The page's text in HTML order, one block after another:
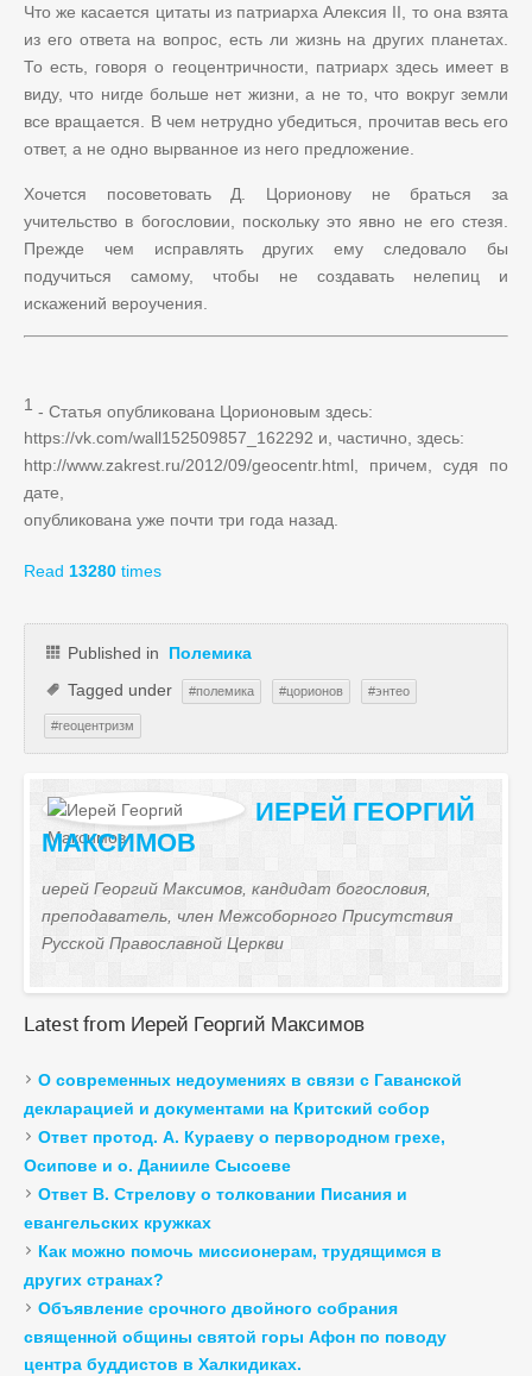
Что же касается цитаты из патриарха Алексия II , то она взята
из его ответа на вопрос, есть ли жизнь на других планетах.
То есть, говоря о геоцентричности, патриарх здесь имеет в
виду, что нигде больше нет жизни, а не то, что вокруг земли
все вращается. В чем нетрудно убедиться, прочитав весь его
ответ, а не одно вырванное из него предложение.
Хочется посоветовать Д. Цорионову не браться за
учительство в богословии, поскольку это явно не его стезя.
Прежде чем исправлять других ему следовало бы
подучиться самому, чтобы не создавать нелепиц и
искажений вероучения.
1 - Статья опубликована Цорионовым здесь:
https://vk.com/wall152509857_ 162292 и, частично, здесь:
http://www.zakrest.ru/2012/09/geocentr.html, причем, судя по
дате,
опубликована уже почти три года назад.
Read 13280 times
Published in
Полемика
Tagged under
полемика цорионов энтео
геоцентризм
ИЕРЕЙ ГЕОРГИЙ
МАКСИМОВ
иерей Георгий Максимов, кандидат богословия,
преподаватель, член Межсоборного Присутствия
Русской Православной Церкви
Latestfrom Иерей Георгий Максимов
О современных недоумениях в связи с Гаванской
декларацией и документами на Критский собор
Ответ протод. А. Кураеву о первородном грехе,
Осипове и о. Данииле Сысоеве
Ответ В. Стрелову о толковании Писания и
евангельских кружках
Как можно помочь миссионерам, трудящимся в
других странах?
Объявление срочного двойного собрания
священной общины святой горы Афон по поводу
центра буддистов в Халкидиках.